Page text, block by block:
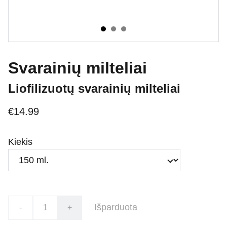
Svarainių milteliai
Liofilizuotų svarainių milteliai
€14.99
Kiekis
- + Išparduota